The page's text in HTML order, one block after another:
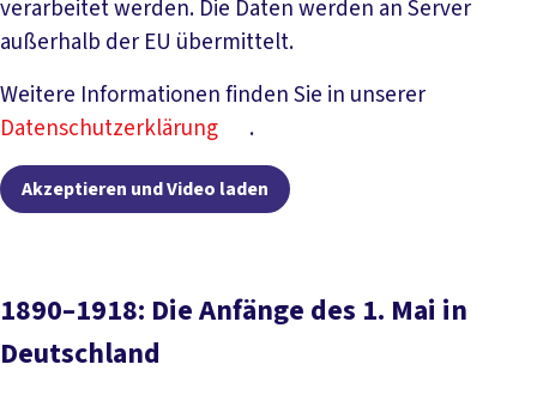
verarbeitet werden. Die Daten werden an Server
außerhalb der EU übermittelt.
Weitere Informationen finden Sie in unserer
Datenschutzerklärung
.
Akzeptieren und Video laden
1890–1918: Die Anfänge des 1. Mai in
Deutschland